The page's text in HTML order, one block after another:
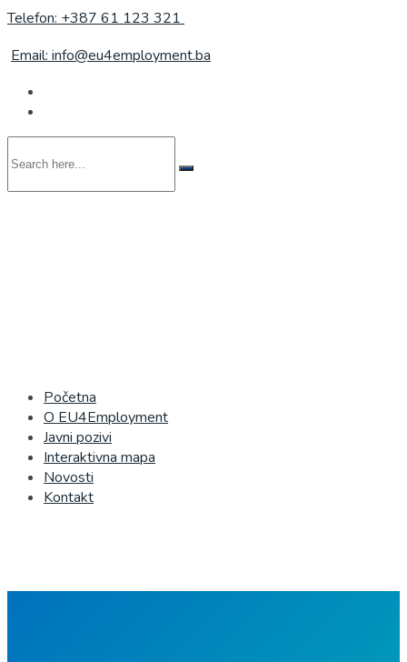
Telefon: +387 61 123 321
Email: info@eu4employment.ba
here...
Početna
O EU4Employment
Javni pozivi
Interaktivna mapa
Novosti
Kontakt